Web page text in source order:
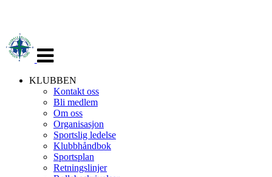
navigasjon
KLUBBEN
Kontakt oss
Bli medlem
Om oss
Organisasjon
Sportslig ledelse
Klubbhåndbok
Sportsplan
Retningslinjer